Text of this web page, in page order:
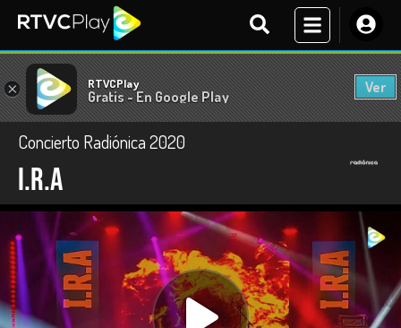
× RTVCPlay
Gratis - En Google Play
Ver
Concierto Radiónica 2020
I.R.A